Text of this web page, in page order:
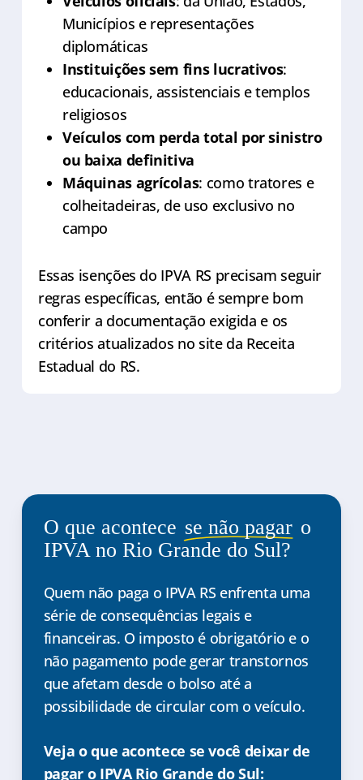
Municípios e representações
diplomáticas
Instituições sem fins lucrativos:
educacionais, assistenciais e templos
religiosos
Veículos com perda total por sinistro
ou baixa definitiva
Máquinas agrícolas: como tratores e
colheitadeiras, de uso exclusivo no
campo
Essas isenções do IPVA RS precisam seguir
regras específicas, então é sempre bom
conferir a documentação exigida e os
critérios atualizados no site da Receita
Estadual do RS.
O que acontece se não pagar o
IPVA no Rio Grande do Sul?
Quem não paga o IPVA RS enfrenta uma
série de consequências legais e
financeiras. O imposto é obrigatório e o
não pagamento pode gerar transtornos
que afetam desde o bolso até a
possibilidade de circular com o veículo.
Veja o que acontece se você deixar de
pagar o IPVA Rio Grande do Sul: